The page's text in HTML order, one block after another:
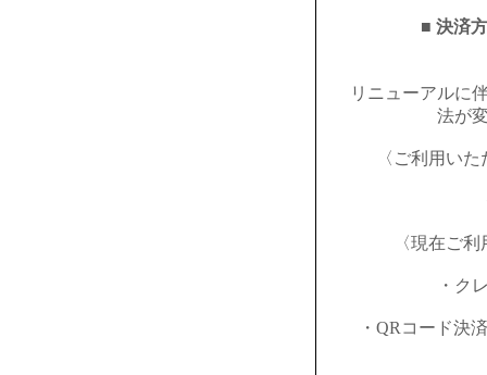
■ 決済
リニューアルに
法が
〈ご利用い
〈現在ご
・ク
・QRコード決